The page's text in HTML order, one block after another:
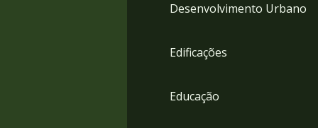
Desenvolvimento Urbano
Edificações
Educação